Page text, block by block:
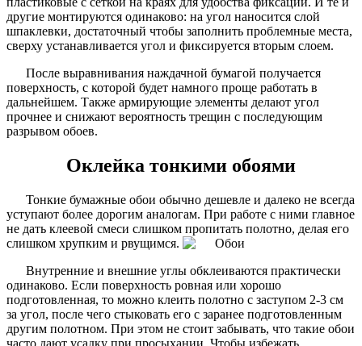
другие монтируются одинаково: на угол наносится слой
шпаклевки, достаточный чтобы заполнить проблемные места,
сверху устанавливается угол и фиксируется вторым слоем.
После выравнивания наждачной бумагой получается
поверхность, с которой будет намного проще работать в
дальнейшем. Также армирующие элементы делают угол
прочнее и снижают вероятность трещин с последующим
разрывом обоев.
Оклейка тонкими обоями
Тонкие бумажные обои обычно дешевле и далеко не всегда
уступают более дорогим аналогам. При работе с ними главное
не дать клеевой смеси слишком пропитать полотно, делая его
слишком хрупким и рвущимся.
Внутренние и внешние углы обклеиваются практически
одинаково. Если поверхность ровная или хорошо
подготовленная, то можно клеить полотно с заступом 2-3 см
за угол, после чего стыковать его с заранее подготовленным
другим полотном. При этом не стоит забывать, что такие обои